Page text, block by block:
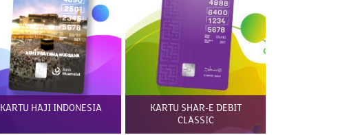
KARTU HAJI INDONESIA
KARTU SHAR-E DEBIT
CLASSIC